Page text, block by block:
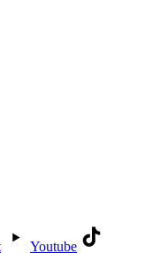
Youtube